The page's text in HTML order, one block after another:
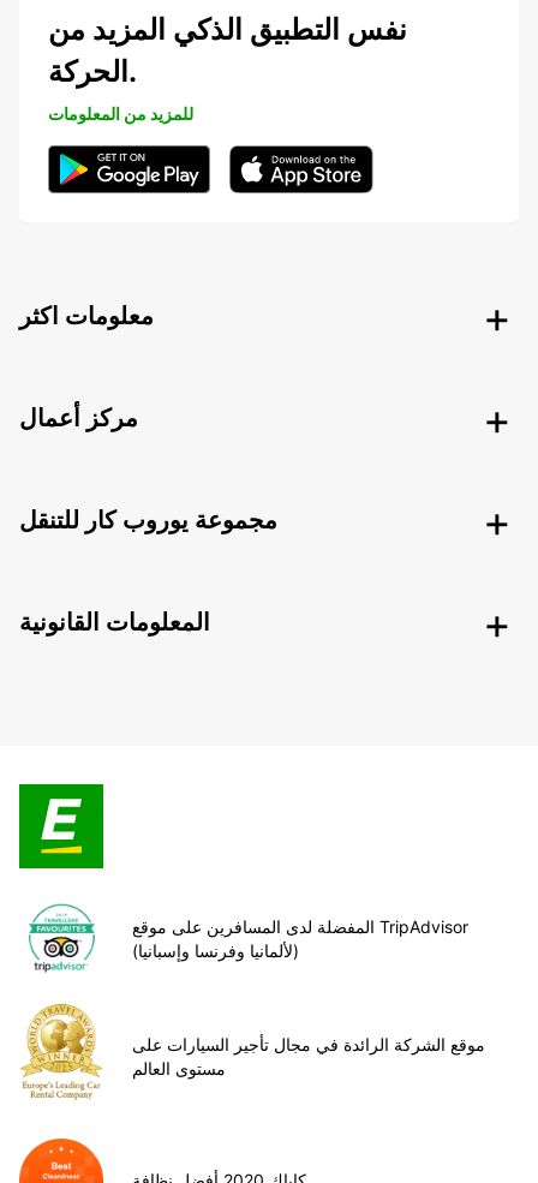
نفس التطبيق الذكي المزيد من
الحركة.
للمزيد من المعلومات
معلومات اكثر
مركز أعمال
مجموعة يوروب كار للتنقل
المعلومات القانونية
المفضلة لدى المسافرين على موقع TripAdvisor
(لألمانيا وفرنسا وإسبانيا)
موقع الشركة الرائدة في مجال تأجير السيارات على
مستوى العالم